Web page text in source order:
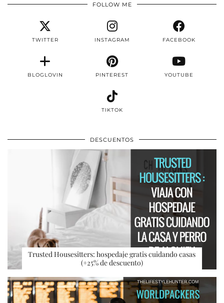
FOLLOW ME
TWITTER INSTAGRAM FACEBOOK
BLOGLOVIN PINTEREST YOUTUBE
TIKTOK
DESCUENTOS
Trusted Housesitters: hospedaje gratis cuidando casas
(+25% de descuento)